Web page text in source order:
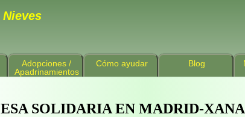
Adopciones /
Apadrinamientos
Cómo ayudar Blog
SOLIDARIA EN MADRID-